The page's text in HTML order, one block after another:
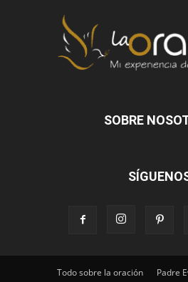
SOBRE
Todo sobre la oración
Padre